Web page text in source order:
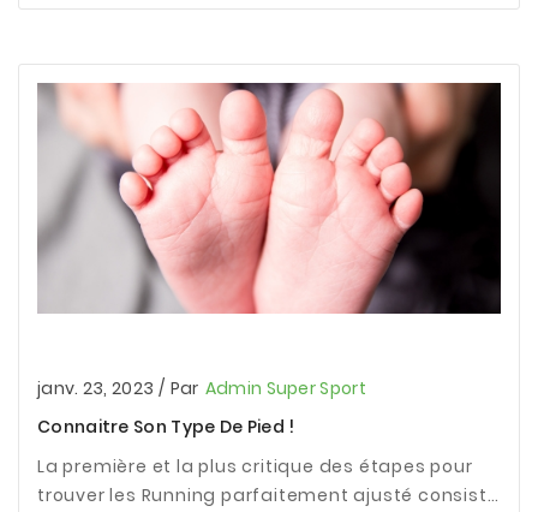
janv. 23, 2023 / Par Admin Super Sport
Connaitre Son Type De Pied !
La première et la plus critique des étapes pour
trouver les Running parfaitement ajusté consiste